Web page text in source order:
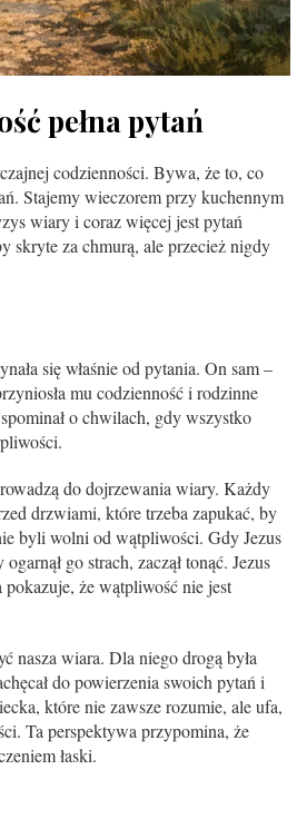
pełna pytań
codzienności. Bywa, że to, co
Stajemy wieczorem przy kuchennym
wiary i coraz więcej jest pytań
skryte za chmurą, ale przecież nigdy
się właśnie od pytania. On sam –
mu codzienność i rodzinne
o chwilach, gdy wszystko
do dojrzewania wiary. Każdy
drzwiami, które trzeba zapukać, by
byli wolni od wątpliwości. Gdy Jezus
go strach, zaczął tonąć. Jezus
pokazuje, że wątpliwość nie jest
nasza wiara. Dla niego drogą była
do powierzenia swoich pytań i
które nie zawsze rozumie, ale ufa,
Ta perspektywa przypomina, że
łaski.